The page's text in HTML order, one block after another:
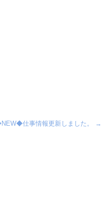
仕事情報更新しました。 →